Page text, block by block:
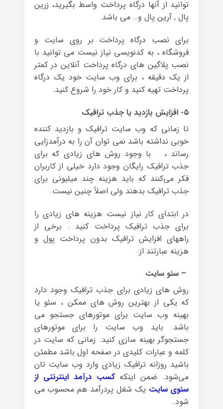
توانید از آنها درگاه پرداخت واسط بگیرید، زرین
پال , آرین پال و… می باشد.
برای نصب درگاه پرداخت بر روی سایت و
فروشگاه ، به کدنویسی نیاز نیست می توانید با
نصب پلاگین های درگاه پرداخت آنلاین در کمتر
از یک دقیقه ، برای وب سایت خود یک درگاه
پرداخت تهیه کنید و کار خود را شروع کنید.
۵- افزایش بازدید یا جذب ترافیک
تا زمانی که وب سایت ترافیک و بازدید کننده
خوبی نداشته باشد نمی توان آن را به درآمدزایی
رساند ، با وجود روش های زیادی که برای
جذب ترافیک رایگان وجود دارد خیلی از کاربران
فکر می‌کنند که باید هزینه چند میلیونی برای
جذب ترافیک بدهند ولی اصلاً چنین نیست.
در ابتدای کار نیاز نیست هزینه های زیادی را
برای جذب ترافیک پرداخت کنید . برخی از
راههای افزایش ترافیک بدون پرداخت پول و
هزینه عبارتند از:
– سئو سایت
روش های زیادی برای جذب ترافیک وجود دارد
که یکی از بهترین روش های ممکن ، سئو یا
بهینه وب سایت برای موتورهای جستجو می
باشد. باید وب سایت را برای موتورهای
جستجوگر بهینه سازی کنید. زمانی که سایت در
کلمه و عبارات کلیدی در صفحه اول باشد مطمئن
باشید روزانه ترافیک زیادی وارد وب سایت تان
می‌شود. ضمن اینکهکسب درآمد اینترنتی از
سئوی سایت یک شغل پردرآمد هم محسوب می
شود.